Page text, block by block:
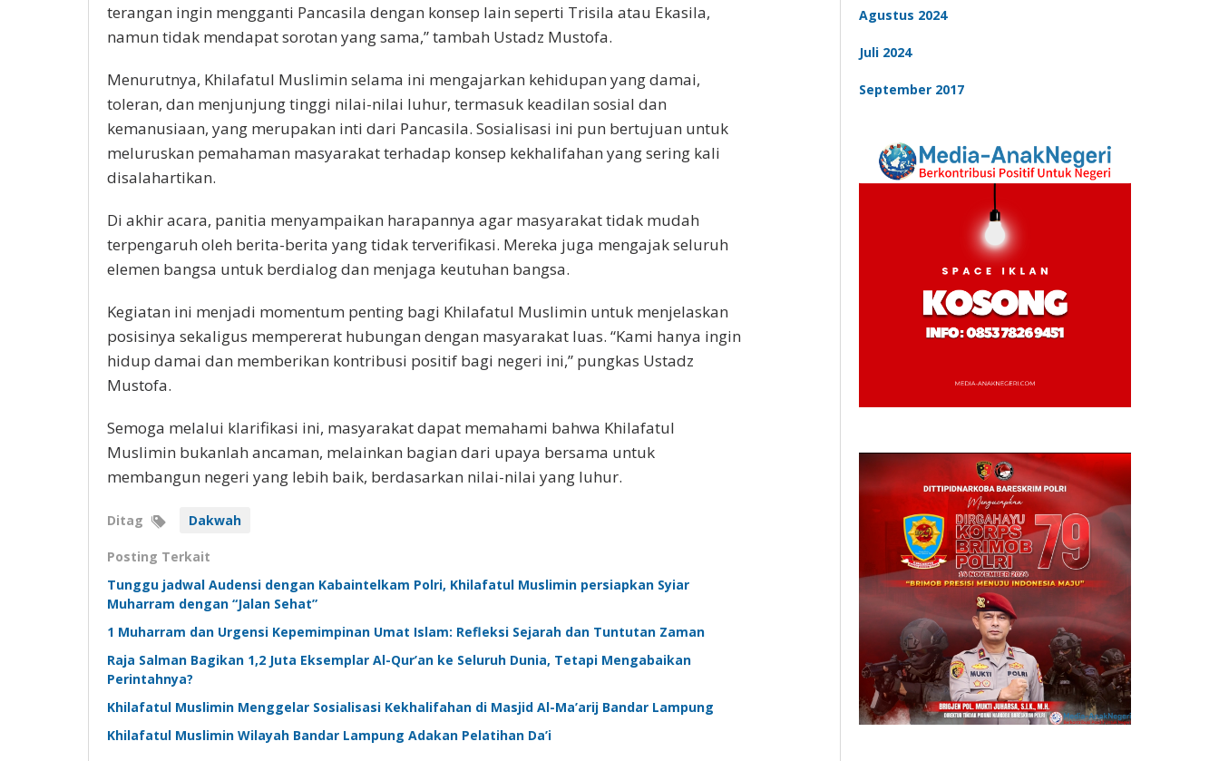
terangan ingin mengganti Pancasila dengan konsep lain seperti Trisila atau Ekasila,
namun tidak mendapat sorotan yang sama,” tambah Ustadz Mustofa.
Menurutnya, Khilafatul Muslimin selama ini mengajarkan kehidupan yang damai,
toleran, dan menjunjung tinggi nilai-nilai luhur, termasuk keadilan sosial dan
kemanusiaan, yang merupakan inti dari Pancasila. Sosialisasi ini pun bertujuan untuk
meluruskan pemahaman masyarakat terhadap konsep kekhalifahan yang sering kali
disalahartikan.
Di akhir acara, panitia menyampaikan harapannya agar masyarakat tidak mudah
terpengaruh oleh berita-berita yang tidak terverifikasi. Mereka juga mengajak seluruh
elemen bangsa untuk berdialog dan menjaga keutuhan bangsa.
Kegiatan ini menjadi momentum penting bagi Khilafatul Muslimin untuk menjelaskan
posisinya sekaligus mempererat hubungan dengan masyarakat luas. “Kami hanya ingin
hidup damai dan memberikan kontribusi positif bagi negeri ini,” pungkas Ustadz
Mustofa.
Semoga melalui klarifikasi ini, masyarakat dapat memahami bahwa Khilafatul
Muslimin bukanlah ancaman, melainkan bagian dari upaya bersama untuk
membangun negeri yang lebih baik, berdasarkan nilai-nilai yang luhur.
Ditag Dakwah
Posting Terkait
Tunggu jadwal Audensi dengan Kabaintelkam Polri, Khilafatul Muslimin persiapkan Syiar
Muharram dengan “Jalan Sehat”
1 Muharram dan Urgensi Kepemimpinan Umat Islam: Refleksi Sejarah dan Tuntutan Zaman
Raja Salman Bagikan 1,2 Juta Eksemplar Al-Qur’an ke Seluruh Dunia, Tetapi Mengabaikan
Perintahnya?
Khilafatul Muslimin Menggelar Sosialisasi Kekhalifahan di Masjid Al-Ma’arij Bandar Lampung
Khilafatul Muslimin Wilayah Bandar Lampung Adakan Pelatihan Da’i
Agustus 2024
Juli 2024
September 2017